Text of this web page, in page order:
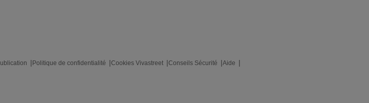
Politique de confidentialité Cookies Vivastreet Conseils Sécurité
Aide